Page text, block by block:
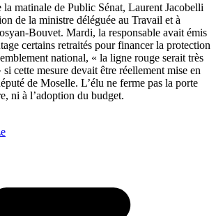
matinale de Public Sénat, Laurent Jacobelli
de la ministre déléguée au Travail et à
Bouvet. Mardi, la responsable avait émis
certains retraités pour financer la protection
national, « la ligne rouge serait très
cette mesure devait être réellement mise en
de Moselle. L’élu ne ferme pas la porte
ni à l’adoption du budget.